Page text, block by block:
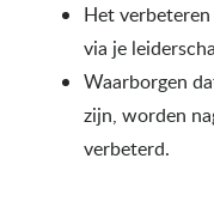
Het
via je
Waarborgen
zijn, worden
verbeterd.